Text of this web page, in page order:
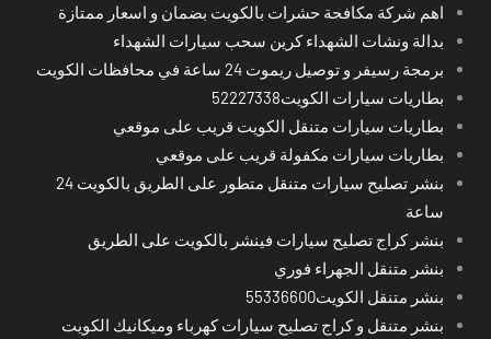
اهم شركة مكافحة حشرات بالكويت بضمان و اسعار ممتازة
بدالة ونشات الشهداء كرين سحب سيارات الشهداء
برمجة رسيفر و توصيل ريموت 24 ساعة في محافظات الكويت
بطاريات سيارات الكويت52227338
بطاريات سيارات متنقل الكويت قريب على موقعي
بطاريات سيارات مكفولة قريب على موقعي
بنشر تصليح سيارات متنقل متطور على الطريق بالكويت 24
ساعة
بنشر كراج تصليح سيارات فينشر بالكويت على الطريق
بنشر متنقل الجهراء فوري
بنشر متنقل الكويت55336600
بنشر متنقل و كراج تصليح سيارات كهرباء وميكانيك الكويت